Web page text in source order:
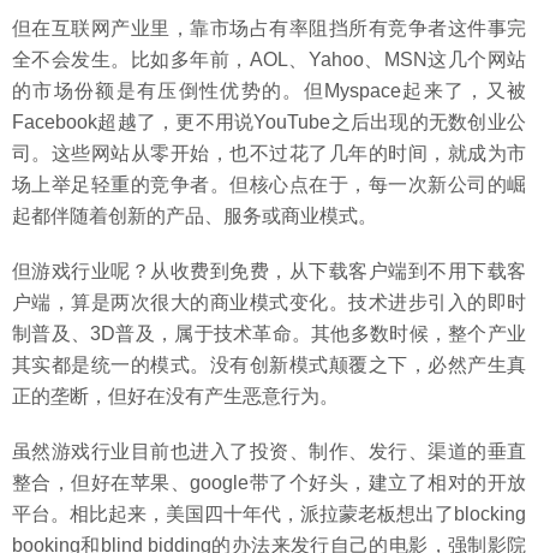
但在互联网产业里，靠市场占有率阻挡所有竞争者这件事完
全不会发生。比如多年前，AOL、Yahoo、MSN这几个网站
的市场份额是有压倒性优势的。但Myspace起来了，又被
Facebook超越了，更不用说YouTube之后出现的无数创业公
司。这些网站从零开始，也不过花了几年的时间，就成为市
场上举足轻重的竞争者。但核心点在于，每一次新公司的崛
起都伴随着创新的产品、服务或商业模式。
但游戏行业呢？从收费到免费，从下载客户端到不用下载客
户端，算是两次很大的商业模式变化。技术进步引入的即时
制普及、3D普及，属于技术革命。其他多数时候，整个产业
其实都是统一的模式。没有创新模式颠覆之下，必然产生真
正的垄断，但好在没有产生恶意行为。
虽然游戏行业目前也进入了投资、制作、发行、渠道的垂直
整合，但好在苹果、google带了个好头，建立了相对的开放
平台。相比起来，美国四十年代，派拉蒙老板想出了blocking
booking和blind bidding的办法来发行自己的电影，强制影院